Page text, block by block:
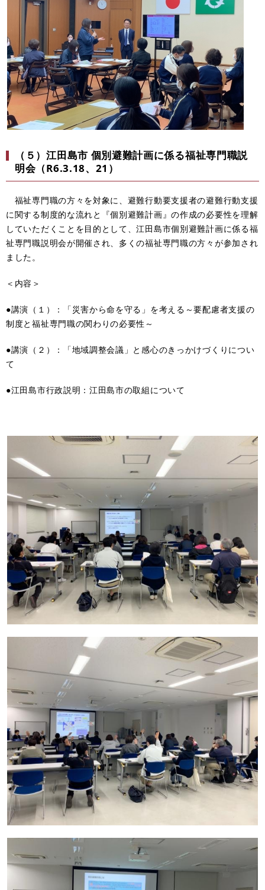
（５）江田島市 個別避難計画に係る福祉専門職説
明会（R6.3.18、21）
福祉専門職の方々を対象に、避難行動要支援者の避難行動支援
に関する制度的な流れと『個別避難計画』の作成の必要性を理解
していただくことを目的として、江田島市個別避難計画に係る福
祉専門職説明会が開催され、多くの福祉専門職の方々が参加され
ました。
＜内容＞
●講演（１）：「災害から命を守る」を考える～要配慮者支援の
制度と福祉専門職の関わりの必要性～
●講演（２）：「地域調整会議」と感心のきっかけづくりについ
て
●江田島市行政説明：江田島市の取組について